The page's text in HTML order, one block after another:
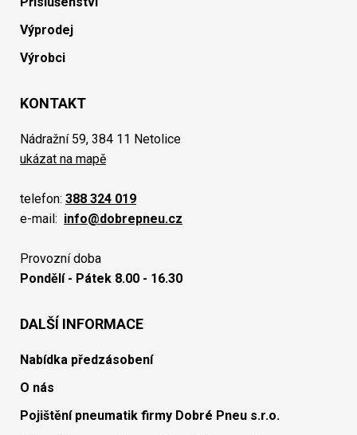
Výprodej
Výrobci
KONTAKT
Nádražní 59, 384 11 Netolice
ukázat na mapě
telefon: 388 324 019
e-mail: info@dobrepneu.cz
Provozní doba
Pondělí - Pátek 8.00 - 16.30
DALŠÍ INFORMACE
Nabídka předzásobení
O nás
Pojištění pneumatik firmy Dobré Pneu s.r.o.